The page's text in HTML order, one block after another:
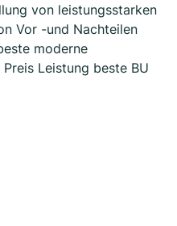
von leistungsstarken
Vor -und Nachteilen
moderne
Leistung beste BU